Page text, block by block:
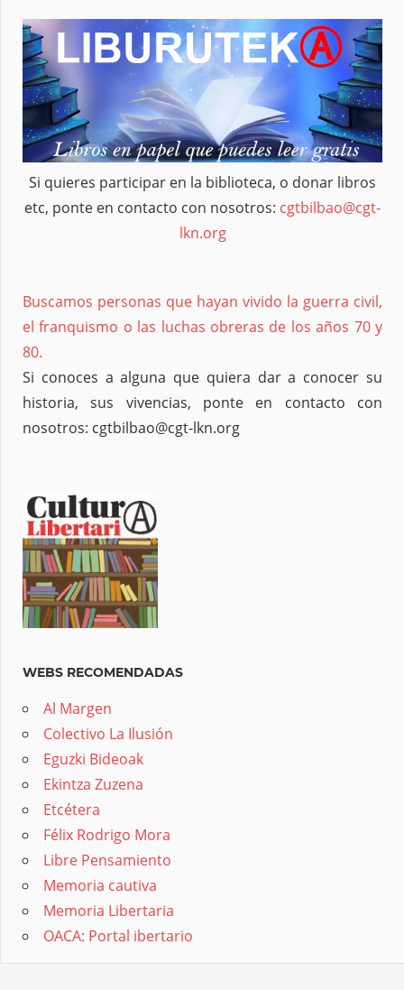
Si quieres participar en la biblioteca, o donar libros
etc, ponte en contacto con nosotros: cgtbilbao@cgt-
lkn.org
Buscamos personas que hayan vivido la guerra civil,
el franquismo o las luchas obreras de los años 70 y
80.
Si conoces a alguna que quiera dar a conocer su
historia, sus vivencias, ponte en contacto con
nosotros: cgtbilbao@cgt-lkn.org
WEBS RECOMENDADAS
Al Margen
Colectivo La Ilusión
Eguzki Bideoak
Ekintza Zuzena
Etcétera
Félix Rodrigo Mora
Libre Pensamiento
Memoria cautiva
Memoria Libertaria
OACA: Portal ibertario